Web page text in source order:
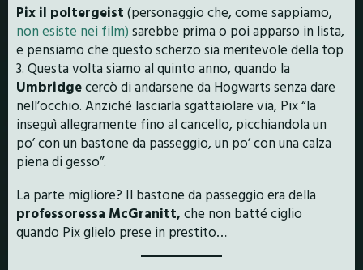
Pix il poltergeist (personaggio che, come sappiamo,
non esiste nei film) sarebbe prima o poi apparso in lista,
e pensiamo che questo scherzo sia meritevole della top
3. Questa volta siamo al quinto anno, quando la
Umbridgecercò di andarsene da Hogwarts senza dare
nell’occhio. Anziché lasciarla sgattaiolare via, Pix “la
inseguì allegramente fino al cancello, picchiandola un
po’ con un bastone da passeggio, un po’ con una calza
piena di gesso”.
La parte migliore? Il bastone da passeggio era della
professoressa McGranitt,che non batté ciglio
quando Pix glielo prese in prestito…